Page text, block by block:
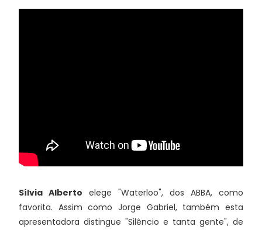
Sílvia Alberto elege "Waterloo", dos ABBA, como
favorita. Assim como Jorge Gabriel, também esta
apresentadora distingue "Silêncio e tanta gente", de